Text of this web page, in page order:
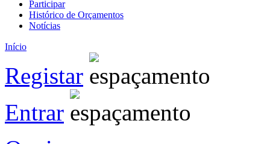
Participar
Histórico de Orçamentos
Notícias
Início
Registar
Entrar